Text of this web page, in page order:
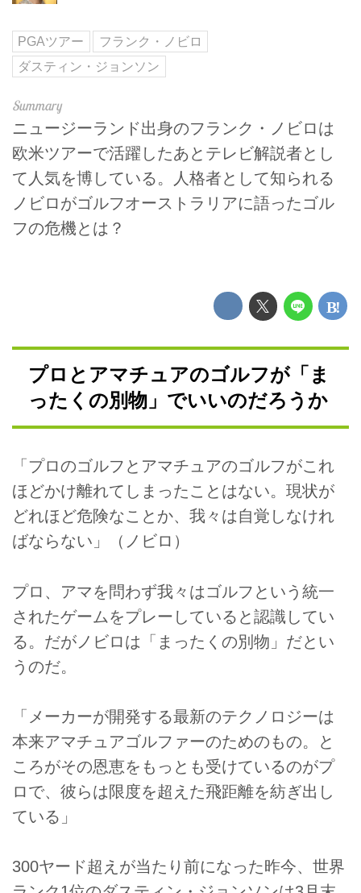
PGAツアー
フランク・ノビロ
ダスティン・ジョンソン
ニュージーランド出身のフランク・ノビロは
欧米ツアーで活躍したあとテレビ解説者とし
て人気を博している。人格者として知られる
ノビロがゴルフオーストラリアに語ったゴル
フの危機とは？
プロとアマチュアのゴルフが「ま
ったくの別物」でいいのだろうか
「プロのゴルフとアマチュアのゴルフがこれ
ほどかけ離れてしまったことはない。現状が
どれほど危険なことか、我々は自覚しなけれ
ばならない」（ノビロ）
プロ、アマを問わず我々はゴルフという統一
されたゲームをプレーしていると認識してい
る。だがノビロは「まったくの別物」だとい
うのだ。
「メーカーが開発する最新のテクノロジーは
本来アマチュアゴルファーのためのもの。と
ころがその恩恵をもっとも受けているのがプ
ロで、彼らは限度を超えた飛距離を紡ぎ出し
ている」
300ヤード超えが当たり前になった昨今、世界